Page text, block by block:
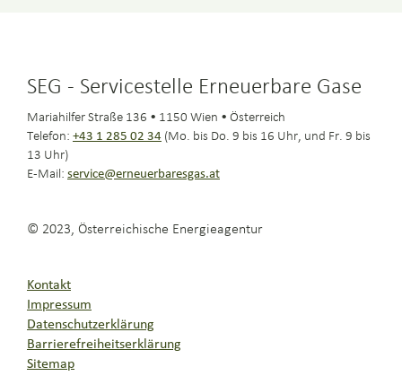
SEG - Servicestelle Erneuerbare Gase
Mariahilfer Straße 136 • 1150 Wien • Österreich
Telefon: +43 1 285 02 34 (Mo. bis Do. 9 bis 16 Uhr, und Fr. 9 bis
13 Uhr)
E-Mail: service@erneuerbaresgas.at
© 2023, Österreichische Energieagentur
Kontakt
Impressum
Datenschutzerklärung
Barrierefreiheitserklärung
Sitemap